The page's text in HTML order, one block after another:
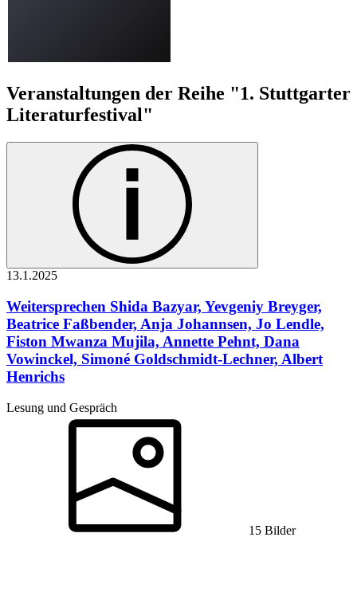
Veranstaltungen der Reihe "1. Stuttgarter
Literaturfestival"
13.1.2025
Weitersprechen Shida Bazyar, Yevgeniy Breyger,
Beatrice Faßbender, Anja Johannsen, Jo Lendle,
Fiston Mwanza Mujila, Annette Pehnt, Dana
Vowinckel, Simoné Goldschmidt-Lechner, Albert
Henrichs
Lesung und Gespräch
15 Bilder